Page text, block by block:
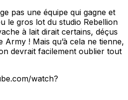
pas une équipe qui gagne et
le gros lot du studio Rebellion
à lait dirait certains, déçus
Army ! Mais qu’à cela ne tienne,
devrait facilement oublier tout
watch?